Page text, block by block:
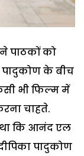
पाठकों को
पादुकोण के बीच
भी फिल्म में
चाहते.
था कि आनंद एल
पादुकोण